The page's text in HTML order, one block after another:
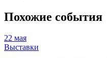
Похожие события
22 мая
Выставки